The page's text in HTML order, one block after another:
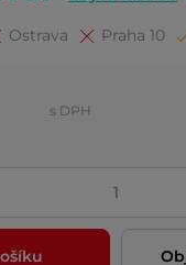
Ostrava Praha 10
s DPH